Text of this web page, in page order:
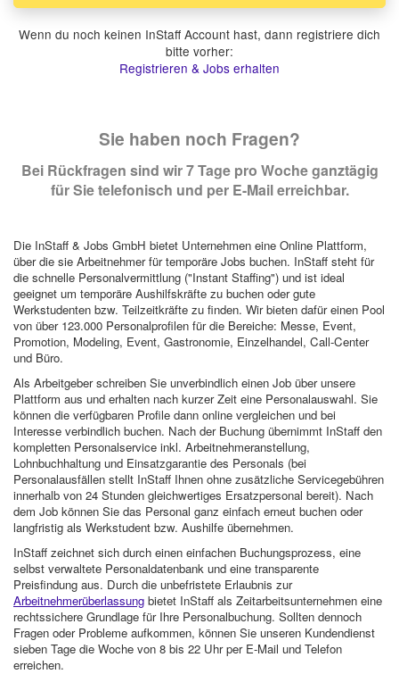
Wenn du noch keinen InStaff Account hast, dann registriere dich
bitte vorher:
Registrieren & Jobs erhalten
Sie haben noch Fragen?
Bei Rückfragen sind wir 7 Tage pro Woche ganztägig
für Sie telefonisch und per E-Mail erreichbar.
Die InStaff & Jobs GmbH bietet Unternehmen eine Online Plattform,
über die sie Arbeitnehmer für temporäre Jobs buchen. InStaff steht für
die schnelle Personalvermittlung ("Instant Staffing") und ist ideal
geeignet um temporäre Aushilfskräfte zu buchen oder gute
Werkstudenten bzw. Teilzeitkräfte zu finden. Wir bieten dafür einen Pool
von über 123.000 Personalprofilen für die Bereiche: Messe, Event,
Promotion, Modeling, Event, Gastronomie, Einzelhandel, Call-Center
und Büro.
Als Arbeitgeber schreiben Sie unverbindlich einen Job über unsere
Plattform aus und erhalten nach kurzer Zeit eine Personalauswahl. Sie
können die verfügbaren Profile dann online vergleichen und bei
Interesse verbindlich buchen. Nach der Buchung übernimmt InStaff den
kompletten Personalservice inkl. Arbeitnehmeranstellung,
Lohnbuchhaltung und Einsatzgarantie des Personals (bei
Personalausfällen stellt InStaff Ihnen ohne zusätzliche Servicegebühren
innerhalb von 24 Stunden gleichwertiges Ersatzpersonal bereit). Nach
dem Job können Sie das Personal ganz einfach erneut buchen oder
langfristig als Werkstudent bzw. Aushilfe übernehmen.
InStaff zeichnet sich durch einen einfachen Buchungsprozess, eine
selbst verwaltete Personaldatenbank und eine transparente
Preisfindung aus. Durch die unbefristete Erlaubnis zur
Arbeitnehmerüberlassung bietet InStaff als Zeitarbeitsunternehmen eine
rechtssichere Grundlage für Ihre Personalbuchung. Sollten dennoch
Fragen oder Probleme aufkommen, können Sie unseren Kundendienst
sieben Tage die Woche von 8 bis 22 Uhr per E-Mail und Telefon
erreichen.